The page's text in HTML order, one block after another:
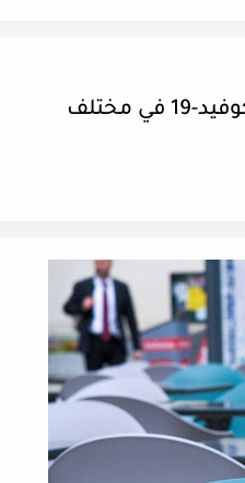
بلجيكا | المركز الوطني للأزمات يحذر من الانتشار السريع لكوفيد-19 في مختلف